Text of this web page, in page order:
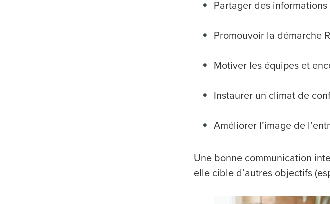
Partager des informations
Promouvoir la démarche
Motiver les équipes et
Instaurer un climat de
Améliorer l’image de
Une bonne communication
elle cible d’autres objectifs